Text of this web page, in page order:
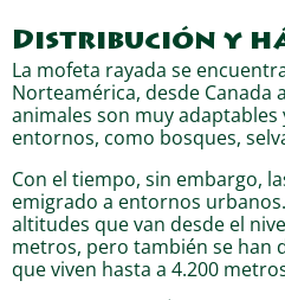
Distribución y
La mofeta rayada se
Norteamérica, desde Canada
animales son muy
entornos, como bosques,
Con el tiempo, sin embargo,
emigrado a entornos
altitudes que van desde el
metros, pero también se han
que viven hasta a 4.200